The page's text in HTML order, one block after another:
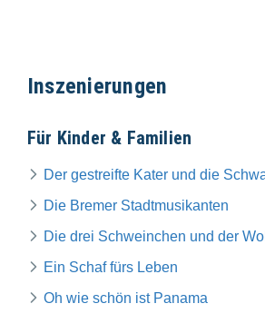
Inszenierungen
Für Kinder & Familien
Der gestreifte Kater und die
Die Bremer Stadtmusikanten
Die drei Schweinchen und der
Ein Schaf fürs Leben
Oh wie schön ist Panama